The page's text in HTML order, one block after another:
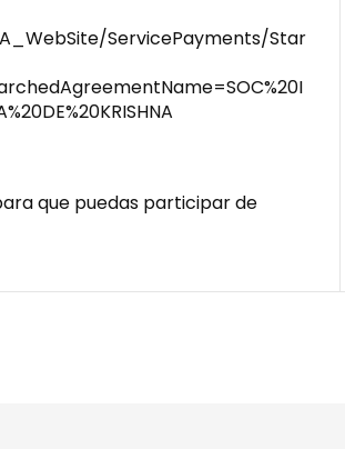
ServicePayments/Star
que puedas participar de